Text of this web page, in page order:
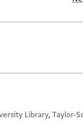
Library, Taylor-